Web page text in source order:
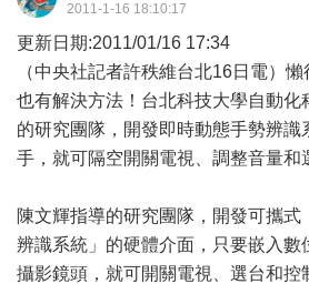
2011-1-16 18:10:17
更新日期:2011/01/16 17:34
（中央社記者許秩維台北16日電）
也有解決方法！台北科技大學自動化
的研究團隊，開發即時動態手勢辨識
手，就可隔空開關電視、調整音量和
陳文輝指導的研究團隊，開發可攜
辨識系統」的硬體介面，只要嵌入數
攝影鏡頭，就可開關電視、選台和控